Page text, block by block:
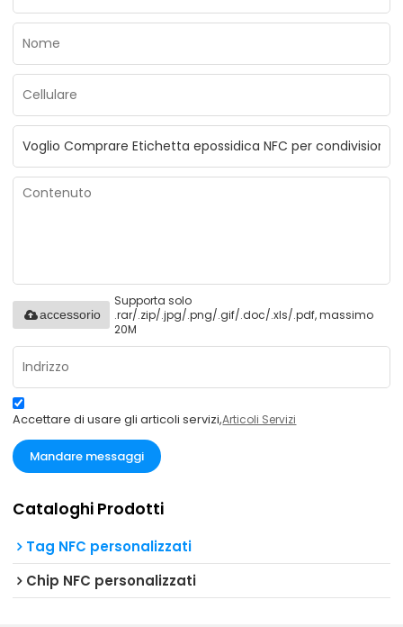
Supporta solo
.rar/.zip/.jpg/.png/.gif/.doc/.xls/.pdf, massimo
20M
accessorio
Accettare di usare gli articoli servizi,Articoli Servizi
Mandare messaggi
Cataloghi Prodotti
Tag NFC personalizzati
Chip NFC personalizzati